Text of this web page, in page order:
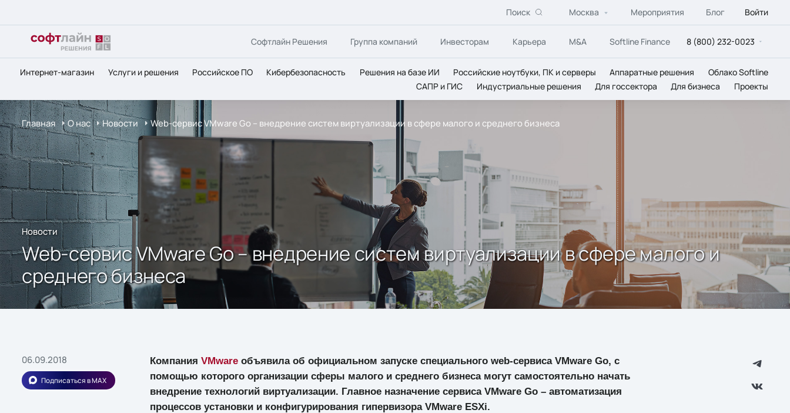
Поиск Москва Мероприятия Блог Войти
Софтлайн Решения Группа компаний Инвесторам Карьера M&A Softline Finance 8 (800) 232-0023
Интернет-магазин Услуги и решения Российское ПО Кибербезопасность Решения на базе ИИ Российские ноутбуки, ПК и серверы Аппаратные решения
Облако Softline
САПР и ГИС
Индустриальные решения Для госсектора Для бизнеса Проекты
Главная О нас Новости Web-сервис VMware Go – внедрение систем виртуализации в сфере малого и среднего бизнеса
Новости
Web-сервис VMware Go – внедрение систем виртуализации в сфере малого и
среднего бизнеса
06.09.2018
Подписаться в MAX
Компания VMwareобъявила об официальном запуске специального web-сервиса VMware Go, с
помощью которого организации сферы малого и среднего бизнеса могут самостоятельно начать
внедрение технологий виртуализации. Главное назначение сервиса VMware Go – автоматизация
процессов установки и конфигурирования гипервизора VMware ESXi.